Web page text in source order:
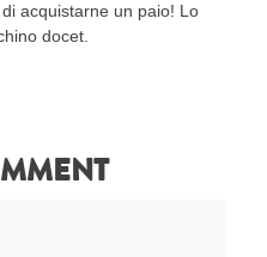
acquistarne un paio! Lo
docet.